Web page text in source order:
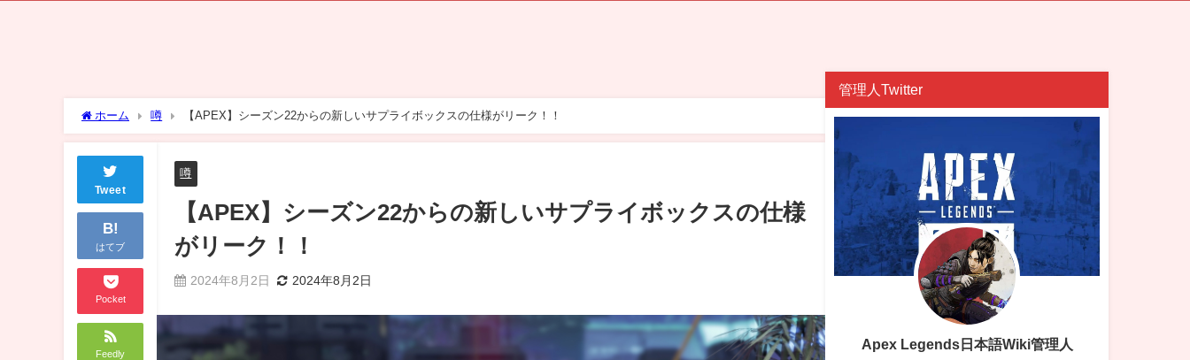
ホーム 噂 【APEX】シーズン22からの新しいサプライボックスの仕様がリーク！！
Tweet
B!
はてブ
Pocket
Feedly
噂
【APEX】シーズン22からの新しいサプライボックスの仕様
がリーク！！
2024年8月2日 2024年8月2日
管理人Twitter
Apex Legends日本語Wiki管理人